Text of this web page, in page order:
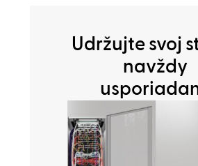
Udržujte svoj
navždy